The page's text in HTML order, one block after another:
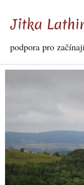
OBSAH
podpora pro